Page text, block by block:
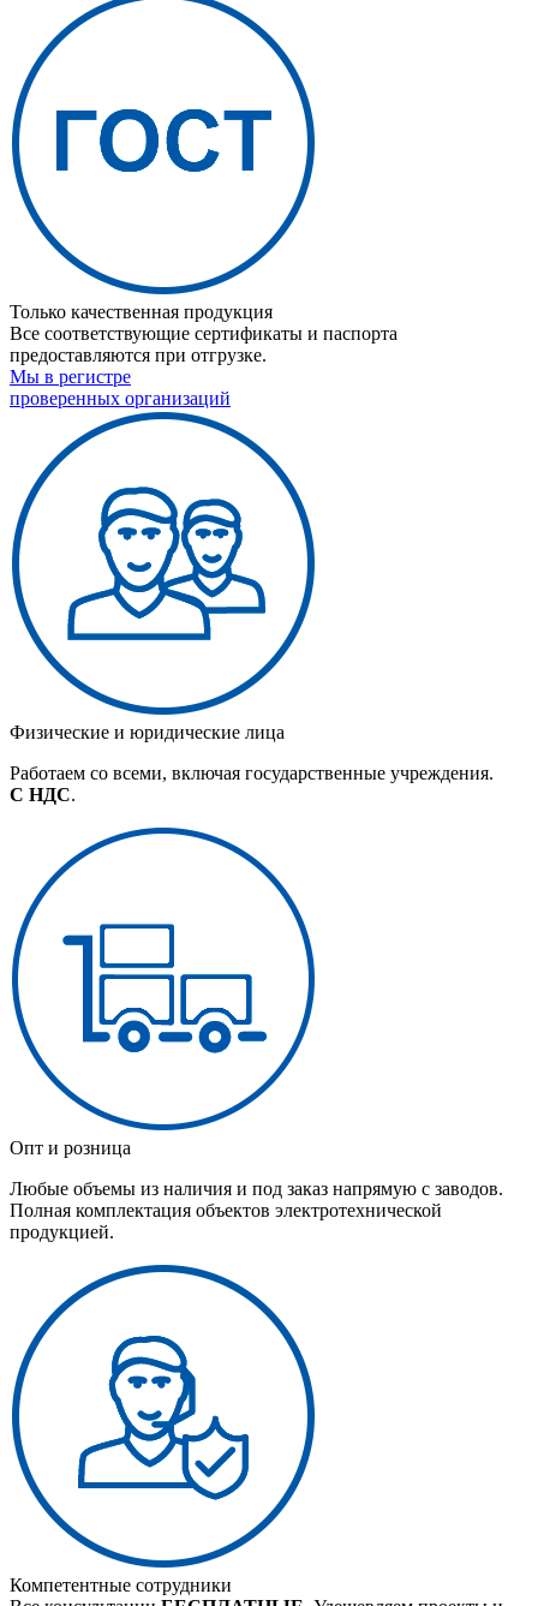
Только качественная продукция
Все соответствующие сертификаты и паспорта
предоставляются при отгрузке.
Мы в регистре
проверенных организаций
Физические и юридические лица
Работаем со всеми, включая государственные учреждения.
С НДС.
Опт и розница
Любые объемы из наличия и под заказ напрямую с заводов.
Полная комплектация объектов электротехнической
продукцией.
Компетентные сотрудники